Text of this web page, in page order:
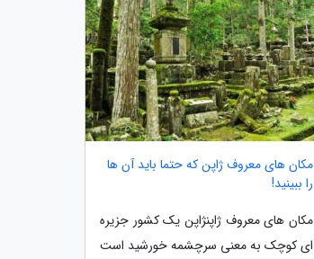
مکان های معروف ژاپن که حتما باید آن ها
را ببینید!
مکان های معروف ژاپنژاپن یک کشور جزیره
ای کوچک به معنی سرچشمه خورشید است